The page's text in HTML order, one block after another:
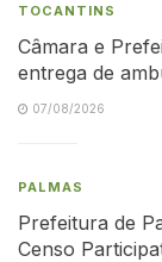
TOCANTINS
Câmara e
entrega de
07/08/2026
PALMAS
Prefeitura de
Censo